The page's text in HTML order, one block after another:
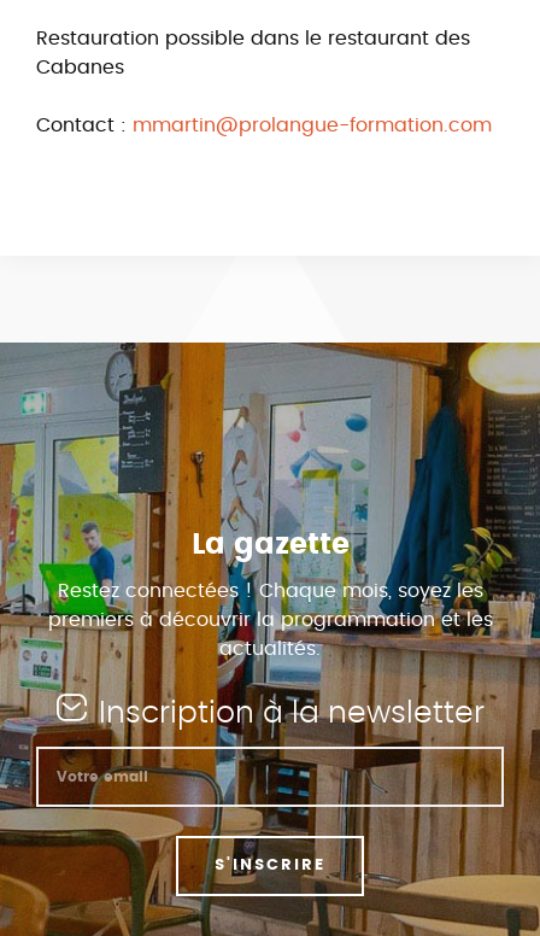
Restauration possible dans le restaurant des
Cabanes
Contact : mmartin@prolangue-formation.com
La gazette
Restez connectées ! Chaque mois, soyez les
premiers à découvrir la programmation et les
actualités.
Inscription à la newsletter
S'INSCRIRE